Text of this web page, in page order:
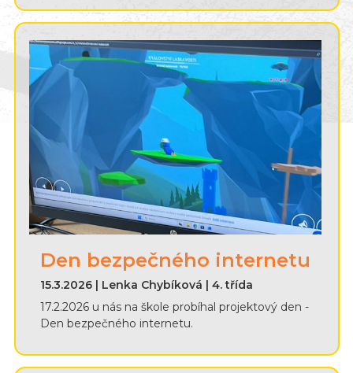
Den bezpečného internetu
15.3.2026 | Lenka Chybíková | 4. třída
17.2.2026 u nás na škole probíhal projektový den -
Den bezpečného internetu.